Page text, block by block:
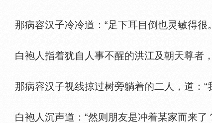
那病容汉子冷冷道：“足下耳目倒也灵敏得很
白袍人指着犹自人事不醒的洪江及朝天尊者，
那病容汉子视线掠过树旁躺着的二人，道：“
白袍人沉声道：“然则朋友是冲着某家而来了